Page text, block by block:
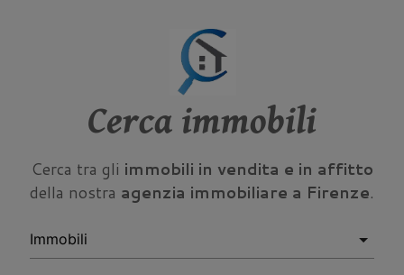
Cerca immobili
Cerca tra gli immobili in vendita e in affitto
della nostra agenzia immobiliare a Firenze.